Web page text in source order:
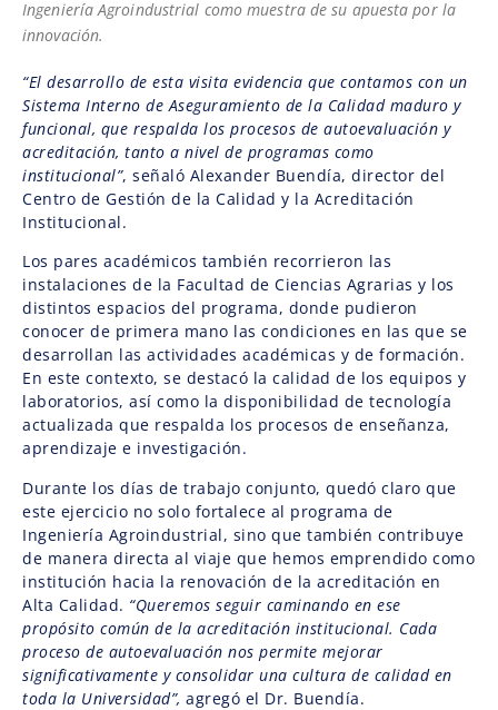
Ingeniería Agroindustrial como muestra de su apuesta por la
innovación.
“El desarrollo de esta visita evidencia que contamos con un
Sistema Interno de Aseguramiento de la Calidad maduro y
funcional, que respalda los procesos de autoevaluación y
acreditación, tanto a nivel de programas como
institucional”, señaló Alexander Buendía, director del
Centro de Gestión de la Calidad y la Acreditación
Institucional.
Los pares académicos también recorrieron las
instalaciones de la Facultad de Ciencias Agrarias y los
distintos espacios del programa, donde pudieron
conocer de primera mano las condiciones en las que se
desarrollan las actividades académicas y de formación.
En este contexto, se destacó la calidad de los equipos y
laboratorios, así como la disponibilidad de tecnología
actualizada que respalda los procesos de enseñanza,
aprendizaje e investigación.
Durante los días de trabajo conjunto, quedó claro que
este ejercicio no solo fortalece al programa de
Ingeniería Agroindustrial, sino que también contribuye
de manera directa al viaje que hemos emprendido como
institución hacia la renovación de la acreditación en
Alta Calidad. “Queremos seguir caminando en ese
propósito común de la acreditación institucional. Cada
proceso de autoevaluación nos permite mejorar
significativamente y consolidar una cultura de calidad en
toda la Universidad”, agregó el Dr. Buendía.